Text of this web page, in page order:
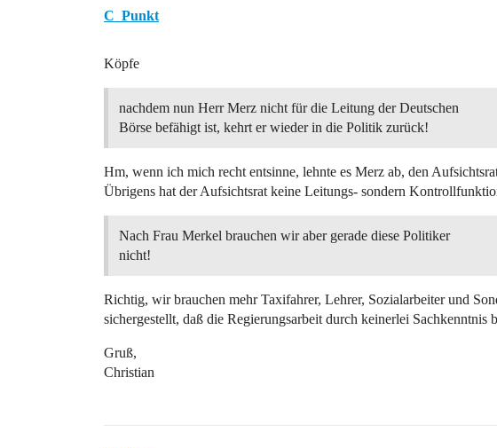
C_Punkt
Köpfe
nachdem nun Herr Merz nicht für die Leitung der Deutschen
Börse befähigt ist, kehrt er wieder in die Politik zurück!
Hm, wenn ich mich recht entsinne, lehnte es Merz ab, den
Übrigens hat der Aufsichtsrat keine Leitungs- sondern
Nach Frau Merkel brauchen wir aber gerade diese Politiker
nicht!
Richtig, wir brauchen mehr Taxifahrer, Lehrer, Sozialarbeiter und
sichergestellt, daß die Regierungsarbeit durch keinerlei Sachkenntnis
Gruß,
Christian